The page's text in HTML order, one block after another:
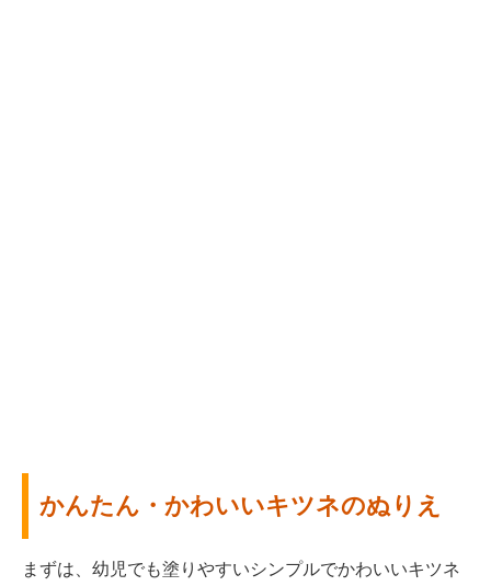
かんたん・かわいいキツネのぬりえ
まずは、幼児でも塗りやすいシンプルでかわいいキツネ